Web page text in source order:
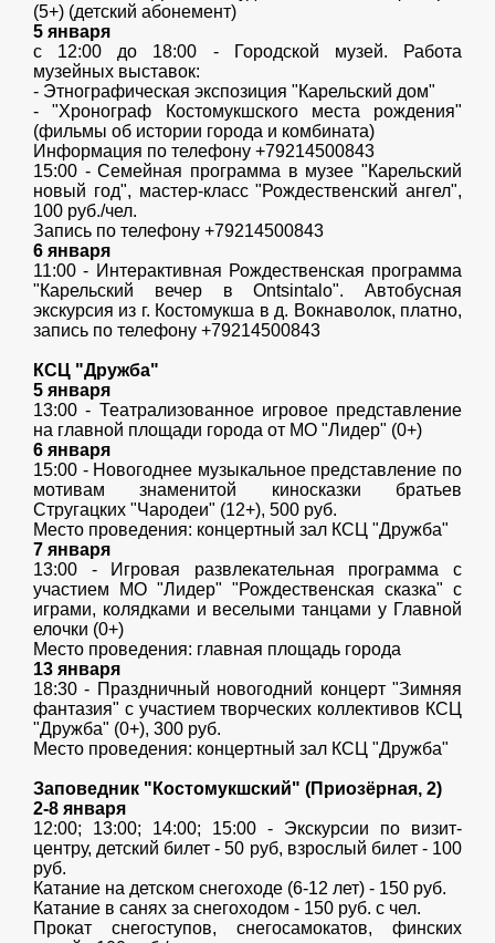
(5+) (детский абонемент)
5 января
с 12:00 до 18:00 - Городской музей. Работа
музейных выставок:
- Этнографическая экспозиция "Карельский дом"
- "Хронограф Костомукшского места рождения"
(фильмы об истории города и комбината)
Информация по телефону +79214500843
15:00 - Семейная программа в музее "Карельский
новый год", мастер-класс "Рождественский ангел",
100 руб./чел.
Запись по телефону +79214500843
6 января
11:00 - Интерактивная Рождественская программа
"Карельский вечер в Ontsintalo". Автобусная
экскурсия из г. Костомукша в д. Вокнаволок, платно,
запись по телефону +79214500843
КСЦ "Дружба"
5 января
13:00 - Театрализованное игровое представление
на главной площади города от МО "Лидер" (0+)
6 января
15:00 - Новогоднее музыкальное представление по
мотивам знаменитой киносказки братьев
Стругацких "Чародеи" (12+), 500 руб.
Место проведения: концертный зал КСЦ "Дружба"
7 января
13:00 - Игровая развлекательная программа с
участием МО "Лидер" "Рождественская сказка" с
играми, колядками и веселыми танцами у Главной
елочки (0+)
Место проведения: главная площадь города
13 января
18:30 - Праздничный новогодний концерт "Зимняя
фантазия" с участием творческих коллективов КСЦ
"Дружба" (0+), 300 руб.
Место проведения: концертный зал КСЦ "Дружба"
Заповедник "Костомукшский" (Приозёрная, 2)
2-8 января
12:00; 13:00; 14:00; 15:00 - Экскурсии по визит-
центру, детский билет - 50 руб, взрослый билет - 100
руб.
Катание на детском снегоходе (6-12 лет) - 150 руб.
Катание в санях за снегоходом - 150 руб. с чел.
Прокат снегоступов, снегосамокатов, финских